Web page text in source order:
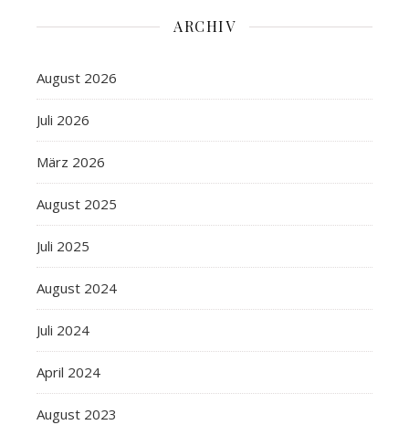
ARCHIV
August 2026
Juli 2026
März 2026
August 2025
Juli 2025
August 2024
Juli 2024
April 2024
August 2023